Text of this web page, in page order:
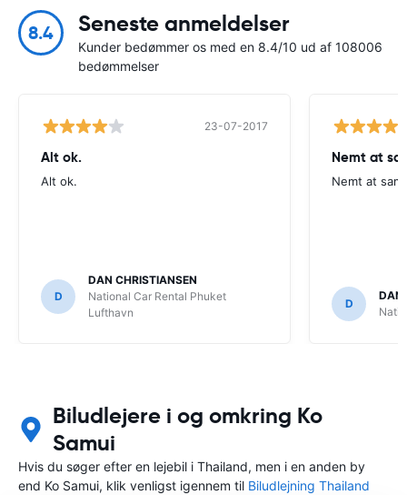
8.4 Seneste anmeldelser
Kunder bedømmer os med en 8.4/10 ud af 108006
bedømmelser
23-07-2017
Alt ok.
Alt ok.
D
DAN CHRISTIANSEN
National Car Rental Phuket
Lufthavn
Nemt at
Nemt at
D
Biludlejere i og omkring Ko
Samui
Hvis du søger efter en lejebil i Thailand, men i en anden by
end Ko Samui, klik venligst igennem til Biludlejning Thailand